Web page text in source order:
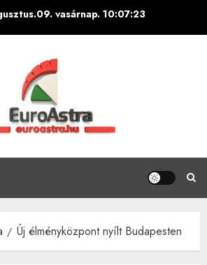
vasárnap. 10:07:24
Új élményközpont nyílt Budapesten